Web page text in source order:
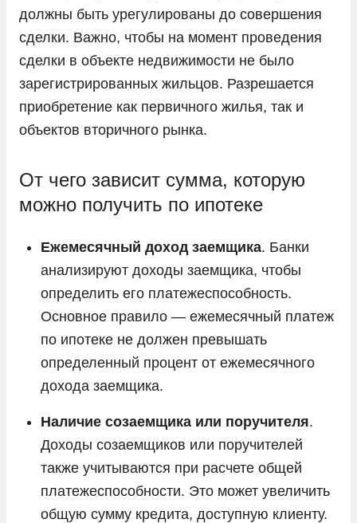
должны быть урегулированы до совершения
сделки. Важно, чтобы на момент проведения
сделки в объекте недвижимости не было
зарегистрированных жильцов. Разрешается
приобретение как первичного жилья, так и
объектов вторичного рынка.
От чего зависит сумма, которую
можно получить по ипотеке
Ежемесячный доход заемщика. Банки
анализируют доходы заемщика, чтобы
определить его платежеспособность.
Основное правило — ежемесячный платеж
по ипотеке не должен превышать
определенный процент от ежемесячного
дохода заемщика.
Наличие созаемщика или поручителя.
Доходы созаемщиков или поручителей
также учитываются при расчете общей
платежеспособности. Это может увеличить
общую сумму кредита, доступную клиенту.